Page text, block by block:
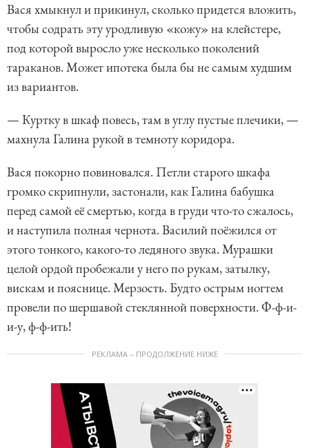
Вася хмыкнул и прикинул, сколько придется вложить,
чтобы содрать эту уродливую «кожу» на клейстере,
под которой выросло уже несколько поколений
тараканов. Может ипотека была бы не самым худшим
из вариантов.
— Куртку в шкаф повесь, там в углу пустые плечики, —
махнула Галина рукой в темноту коридора.
Вася покорно повиновался. Петли старого шкафа
громко скрипнули, застонали, как Галина бабушка
перед самой её смертью, когда в груди что-то сжалось,
и наступила полная чернота. Василий поёжился от
этого тонкого, какого-то ледяного звука. Мурашки
целой ордой пробежали у него по рукам, затылку,
вискам и пояснице. Мерзость. Будто острым ногтем
провели по шершавой стеклянной поверхности. Ф-ф-и-
и-у, ф-ф-ить!
РЕКЛАМА – ПРОДОЛЖЕНИЕ НИЖЕ